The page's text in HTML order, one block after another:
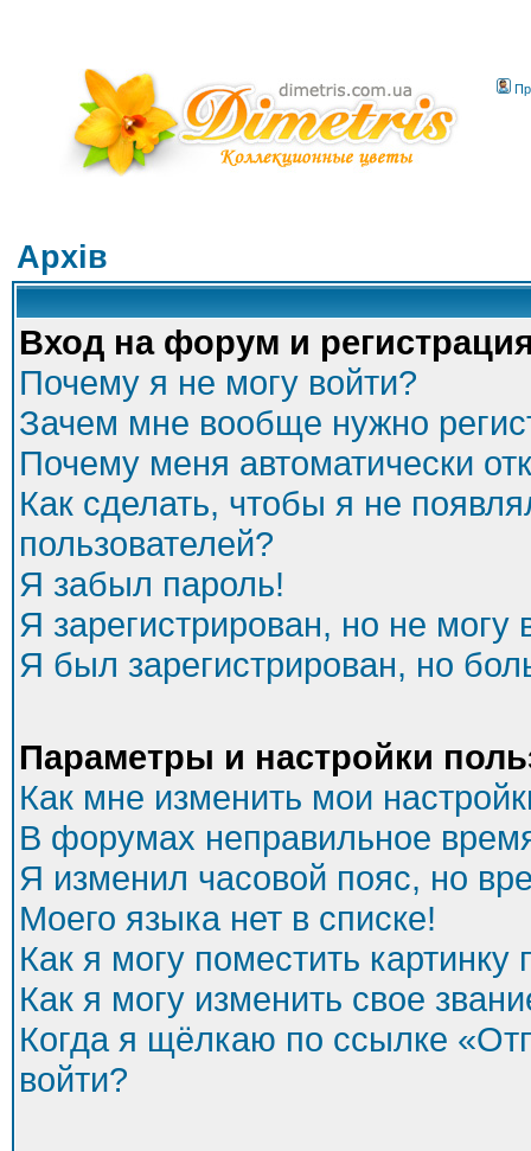
Архів
Вход на форум и
Почему я не могу войти?
Зачем мне вообще нужно
Почему меня автоматически
Как сделать, чтобы я не
пользователей?
Я забыл пароль!
Я зарегистрирован, но не могу
Я был зарегистрирован, но
Параметры и настройки
Как мне изменить мои
В форумах неправильное
Я изменил часовой пояс, но
Моего языка нет в списке!
Как я могу поместить
Как я могу изменить свое
Когда я щёлкаю по ссылке
войти?